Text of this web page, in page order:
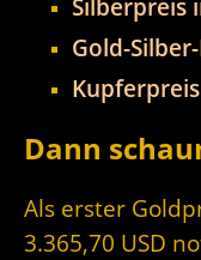
Silberpreis
Gold-
Dann
Als erster
3.365,70 USD